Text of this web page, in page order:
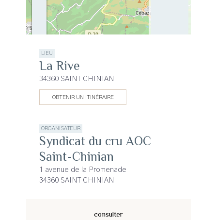
LIEU
La Rive
34360 SAINT CHINIAN
OBTENIR UN ITINÉRAIRE
ORGANISATEUR
Syndicat du cru AOC
Saint-Chinian
1 avenue de la Promenade
34360 SAINT CHINIAN
consulter